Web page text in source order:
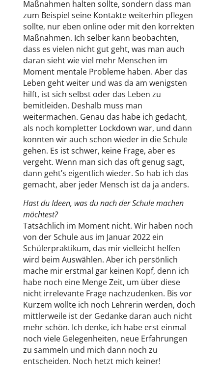
Maßnahmen halten sollte, sondern dass man
zum Beispiel seine Kontakte weiterhin pflegen
sollte, nur eben online oder mit den korrekten
Maßnahmen. Ich selber kann beobachten,
dass es vielen nicht gut geht, was man auch
daran sieht wie viel mehr Menschen im
Moment mentale Probleme haben. Aber das
Leben geht weiter und was da am wenigsten
hilft, ist sich selbst oder das Leben zu
bemitleiden. Deshalb muss man
weitermachen. Genau das habe ich gedacht,
als noch kompletter Lockdown war, und dann
konnten wir auch schon wieder in die Schule
gehen. Es ist schwer, keine Frage, aber es
vergeht. Wenn man sich das oft genug sagt,
dann geht’s eigentlich wieder. So hab ich das
gemacht, aber jeder Mensch ist da ja anders.
Hast du Ideen, was du nach der Schule machen
möchtest?
Tatsächlich im Moment nicht. Wir haben noch
von der Schule aus im Januar 2022 ein
Schülerpraktikum, das mir vielleicht helfen
wird beim Auswählen. Aber ich persönlich
mache mir erstmal gar keinen Kopf, denn ich
habe noch eine Menge Zeit, um über diese
nicht irrelevante Frage nachzudenken. Bis vor
Kurzem wollte ich noch Lehrerin werden, doch
mittlerweile ist der Gedanke daran auch nicht
mehr schön. Ich denke, ich habe erst einmal
noch viele Gelegenheiten, neue Erfahrungen
zu sammeln und mich dann noch zu
entscheiden. Noch hetzt mich keiner!